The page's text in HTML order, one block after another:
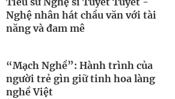
Nghệ nhân hát chầu văn với tài
năng và đam mê
“Mạch Nghề”: Hành trình của
người trẻ gìn giữ tinh hoa làng
nghề Việt